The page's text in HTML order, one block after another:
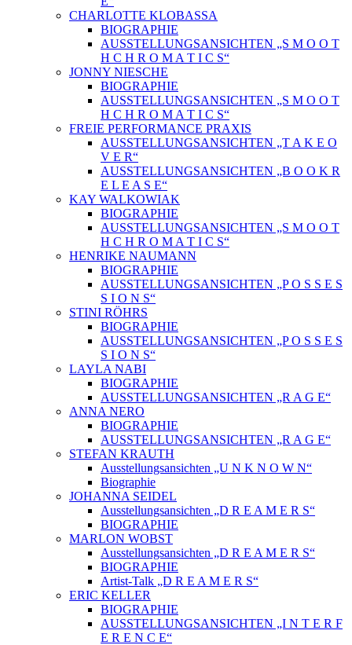
CHARLOTTE KLOBASSA
BIOGRAPHIE
AUSSTELLUNGSANSICHTEN „S M O O T
H C H R O M A T I C S“
JONNY NIESCHE
BIOGRAPHIE
AUSSTELLUNGSANSICHTEN „S M O O T
H C H R O M A T I C S“
FREIE PERFORMANCE PRAXIS
AUSSTELLUNGSANSICHTEN „T A K E O
V E R“
AUSSTELLUNGSANSICHTEN „B O O K R
E L E A S E“
KAY WALKOWIAK
BIOGRAPHIE
AUSSTELLUNGSANSICHTEN „S M O O T
H C H R O M A T I C S“
HENRIKE NAUMANN
BIOGRAPHIE
AUSSTELLUNGSANSICHTEN „P O S S E S
S I O N S“
STINI RÖHRS
BIOGRAPHIE
AUSSTELLUNGSANSICHTEN „P O S S E S
S I O N S“
LAYLA NABI
BIOGRAPHIE
AUSSTELLUNGSANSICHTEN „R A G E“
ANNA NERO
BIOGRAPHIE
AUSSTELLUNGSANSICHTEN „R A G E“
STEFAN KRAUTH
Ausstellungsansichten „U N K N O W N“
Biographie
JOHANNA SEIDEL
Ausstellungsansichten „D R E A M E R S“
BIOGRAPHIE
MARLON WOBST
Ausstellungsansichten „D R E A M E R S“
BIOGRAPHIE
Artist-Talk „D R E A M E R S“
ERIC KELLER
BIOGRAPHIE
AUSSTELLUNGSANSICHTEN „I N T E R F
E R E N C E“